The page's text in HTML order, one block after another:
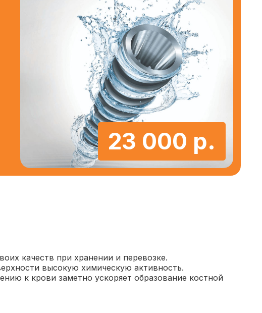
23 000 р.
качеств при хранении и перевозке.
высокую химическую активность.
к крови заметно ускоряет образование костной